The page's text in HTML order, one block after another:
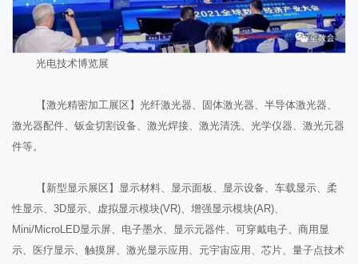
光电技术博览展
【激光精密加工展区】光纤激光器、固体激光器、半导体激光器、
激光器配件、钣金切割设备、激光焊接、激光清洗、光学仪器、激光元器
件等。
【新型显示展区】显示材料、显示面板、显示设备、车载显示、柔
性显示、3D显示、虚拟显示模块(VR)、增强显示模块(AR)、
Mini/MicroLED显示屏、电子墨水、显示元器件、可穿戴电子、商用显
示、医疗显示、触摸屏、激光显示应用、元宇宙应用、芯片、量子点技术